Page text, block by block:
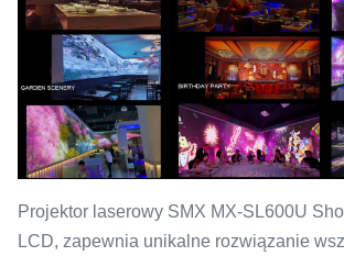
Projektor laserowy SMX MX-SL600U
LCD, zapewnia unikalne rozwiązanie